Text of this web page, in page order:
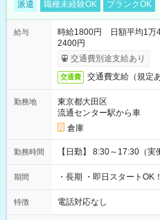
派遣 職種未経験OK ブランクOK
給与
時給1800円 日額平均1万
2400円
交通費別途支給あり
交通費 交通費支給（規定あ
勤務地
東京都大田区
流通センター駅から車
倉庫
勤務時間 【日勤】 8:30～17:30（実
期間 ・長期 ・即日スタートOK！
特徴 電話対応なし